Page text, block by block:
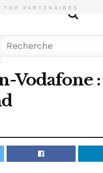
TOP PARTENAIRES
Vodafone